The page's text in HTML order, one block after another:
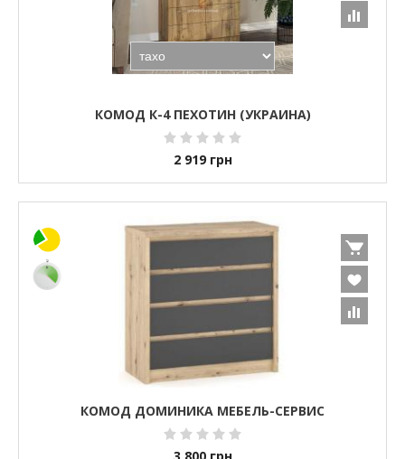
КОМОД К-4 ПЕХОТИН (УКРАИНА)
2 919 грн
КОМОД ДОМИНИКА МЕБЕЛЬ-СЕРВИС